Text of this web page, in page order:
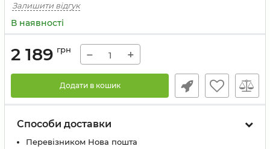
Залишити відгук
В наявності
2 189 грн − +
Додати в кошик
Способи доставки
Перевізником Нова пошта